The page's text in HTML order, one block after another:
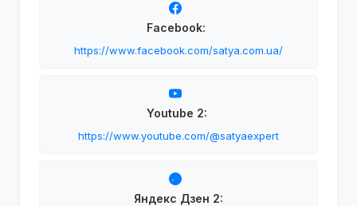
Facebook:
https://www.facebook.com/satya.com.ua/
Youtube 2:
https://www.youtube.com/@satyaexpert
Яндекс Дзен 2: